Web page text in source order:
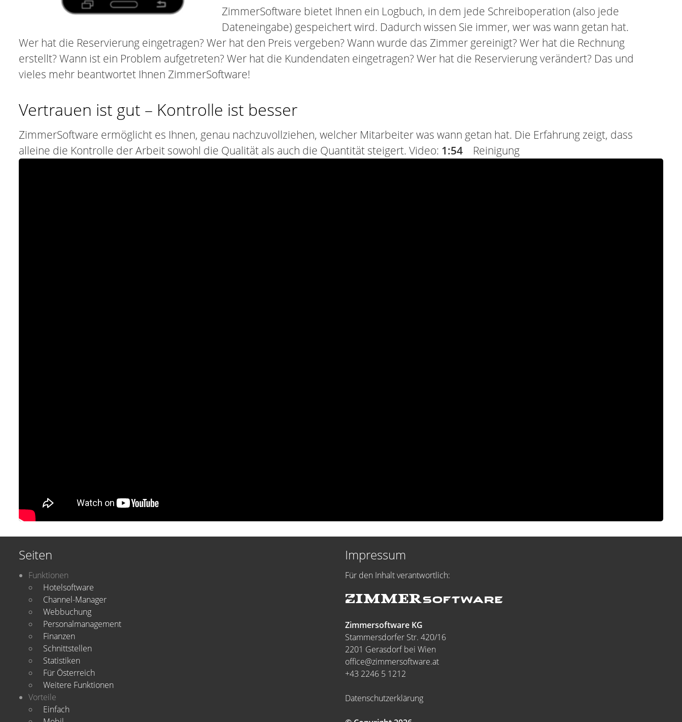
ZimmerSoftware bietet Ihnen ein Logbuch, in dem jede Schreiboperation (also jede
Dateneingabe) gespeichert wird. Dadurch wissen Sie immer, wer was wann getan hat.
Wer hat die Reservierung eingetragen? Wer hat den Preis vergeben? Wann wurde das Zimmer gereinigt? Wer hat die Rechnung
erstellt? Wann ist ein Problem aufgetreten? Wer hat die Kundendaten eingetragen? Wer hat die Reservierung verändert? Das und
vieles mehr beantwortet Ihnen ZimmerSoftware!
Vertrauen ist gut – Kontrolle ist besser
ZimmerSoftware ermöglicht es Ihnen, genau nachzuvollziehen, welcher Mitarbeiter was wann getan hat. Die Erfahrung zeigt, dass
alleine die Kontrolle der Arbeit sowohl die Qualität als auch die Quantität steigert. Video: 1:54 Reinigung
Seiten
Funktionen
Hotelsoftware
Channel-Manager
Webbuchung
Personalmanagement
Finanzen
Schnittstellen
Statistiken
Für Österreich
Weitere Funktionen
Vorteile
Einfach
Impressum
Für den Inhalt verantwortlich:
Zimmersoftware KG
Stammersdorfer Str. 420/16
2201 Gerasdorf bei Wien
office@zimmersoftware.at
+43 2246 5 1212
Datenschutzerklärung